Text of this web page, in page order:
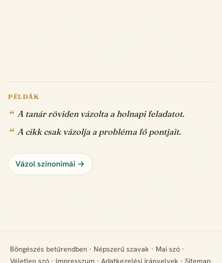
PÉLDÁK
A tanár röviden vázolta a holnapi feladatot.
A cikk csak vázolja a probléma fő pontjait.
Vázol szinonimái →
Böngészés betűrendben · Népszerű szavak · Mai szó ·
Véletlen szó · Impresszum · Adatkezelési irányelvek · Sitemap